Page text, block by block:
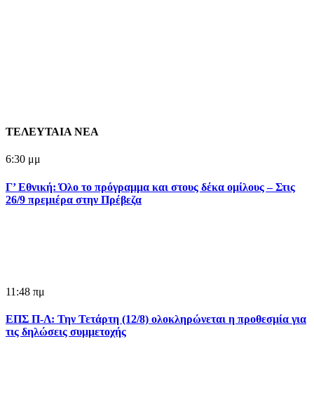
ΤΕΛΕΥΤΑΙΑ ΝΕΑ
6:30 μμ
Γ’ Εθνική: Όλο το πρόγραμμα και στους δέκα ομίλους – Στις
26/9 πρεμιέρα στην Πρέβεζα
11:48 πμ
ΕΠΣ Π-Λ: Την Τετάρτη (12/8) ολοκληρώνεται η προθεσμία για
τις δηλώσεις συμμετοχής